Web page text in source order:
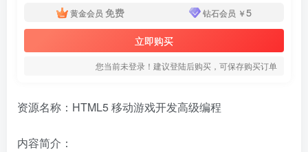
黄金会员 免费 钻石会员 ￥5
立即购买
您当前未登录！建议登陆后购买，可保存购买订单
资源名称：HTML5 移动游戏开发高级编程
内容简介：